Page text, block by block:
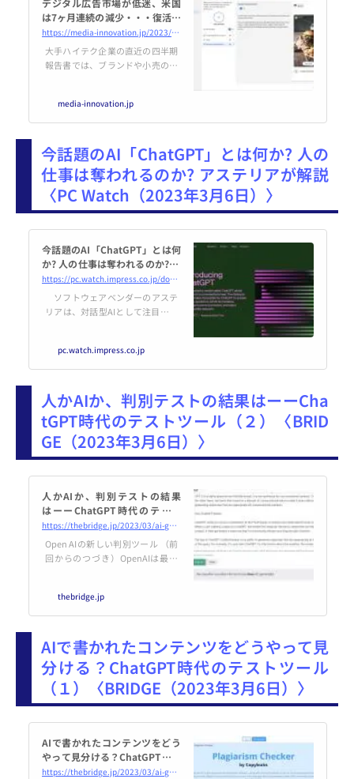
デジタル広告市場が低迷、米国
は7ヶ月連続の減少・・・復活の
鍵はAI? | Media Innovation /
デジタルメディアのイノベー
ションを加速させる
https://media-innovation.jp/2023/03/06/the-digital-ad-market-is-in-a-slump/
大手ハイテク企業の直近の四半期
報告書では、ブランドや小売の顧
費が全般的に減少しています。ス
タンダード・メディア・インデッ
社と大手独立系を含む最大手エー
ジェンシー…
media-innovation.jp
今話題のAI「ChatGPT」とは何か? 人の
仕事は奪われるのか? アステリアが解説
〈PC Watch（2023年3月6日）〉
今話題のAI「ChatGPT」とは何
か? 人の仕事は奪われるのか? ア
ステリアが解説
https://pc.watch.impress.co.jp/docs/news/1483425.html
ソフトウェアベンダーのアステ
リアは、対話型AIとして注目を集
にした説明会を行なった。AI研究
に関する開発子会社であるアステ
ognition Technology)の園田智也
代表は、「ChatGPTによって、個
人の能力が大幅に補完され、でき
ることの可能性が広がる時代に
入ったことは間違いない。気がつ
pc.watch.impress.co.jp
人かAIか、判別テストの結果はーーCha
tGPT時代のテストツール（２）〈BRID
GE（2023年3月6日）〉
人かAIか、判別テストの結果
はーーChatGPT時代のテスト
ツール（２）
https://thebridge.jp/2023/03/ai-generated-content-detection-tools-put-to-the-test-the-last-part
Open AIの新しい判別ツール （前
回からのつづき）OpenAIは最近
thebridge.jp
AIで書かれたコンテンツをどうやって見
分ける？ChatGPT時代のテストツール
（１）〈BRIDGE（2023年3月6日）〉
AIで書かれたコンテンツをどう
やって見分ける？ChatGPT時代
のテストツール（１）
https://thebridge.jp/2023/03/ai-generated-content-detection-tools-put-to-the-test